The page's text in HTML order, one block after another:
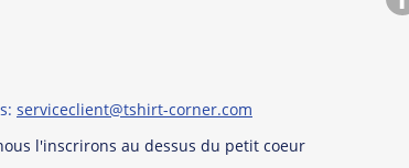
serviceclient@tshirt-corner.com
l'inscrirons au dessus du petit coeur